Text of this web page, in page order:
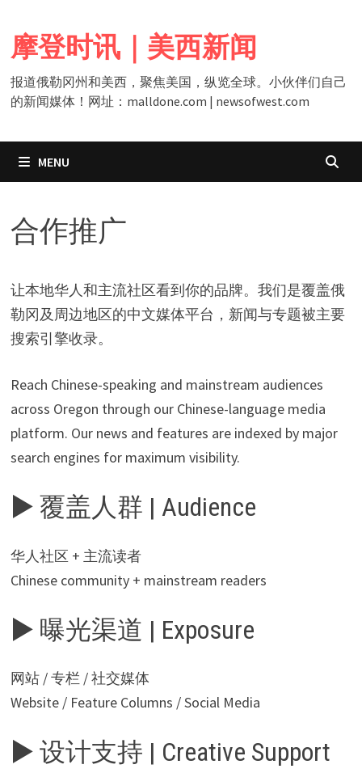
content
摩登时讯｜美西新闻
报道俄勒冈州和美西，聚焦美国，纵览全球。小伙伴们自己
的新闻媒体！网址：malldone.com | newsofwest.com
MENU
合作推广
让本地华人和主流社区看到你的品牌。我们是覆盖俄
勒冈及周边地区的中文媒体平台，新闻与专题被主要
搜索引擎收录。
Reach Chinese-speaking and mainstream audiences
across Oregon through our Chinese-language media
platform. Our news and features are indexed by major
search engines for maximum visibility.
▶ 覆盖人群 | Audience
华人社区 + 主流读者
Chinese community + mainstream readers
▶ 曝光渠道 | Exposure
网站 / 专栏 / 社交媒体
Website / Feature Columns / Social Media
▶ 设计支持 | Creative Support